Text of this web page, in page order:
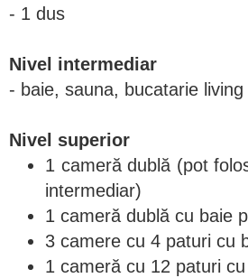
- 1 dus
Nivel intermediar
- baie, sauna, bucatarie
Nivel superior
1 cameră dublă (pot
intermediar)
1 cameră dublă cu baie
3 camere cu 4 paturi cu
1 cameră cu 12 paturi